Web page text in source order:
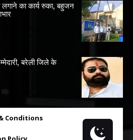
का कार्य रुका, बहुजन
बरेली जिले के
Conditions